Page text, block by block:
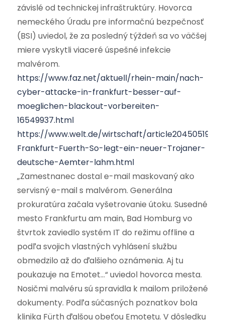
závislé od technickej infraštruktúry. Hovorca
nemeckého Úradu pre informačnú bezpečnosť
(BSI) uviedol, že za posledný týždeň sa vo väčšej
miere vyskytli viaceré úspešné infekcie
malvérom.
https://www.faz.net/aktuell/rhein-main/nach-
cyber-attacke-in-frankfurt-besser-auf-
moeglichen-blackout-vorbereiten-
16549937.html
https://www.welt.de/wirtschaft/article204505194/
Frankfurt-Fuerth-So-legt-ein-neuer-Trojaner-
deutsche-Aemter-lahm.html
„Zamestnanec dostal e-mail maskovaný ako
servisný e-mail s malvérom. Generálna
prokuratúra začala vyšetrovanie útoku. Susedné
mesto Frankfurtu am main, Bad Homburg vo
štvrtok zaviedlo systém IT do režimu offline a
podľa svojich vlastných vyhlásení službu
obmedzilo až do ďalšieho oznámenia. Aj tu
poukazuje na Emotet…“ uviedol hovorca mesta.
Nosičmi malvéru sú spravidla k mailom priložené
dokumenty. Podľa súčasných poznatkov bola
klinika Fürth ďalšou obeťou Emotetu. V dôsledku